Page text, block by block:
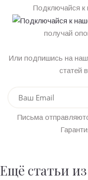
Подключайся к
получай
Или подпишись на
статей
Письма
Ещё статьи